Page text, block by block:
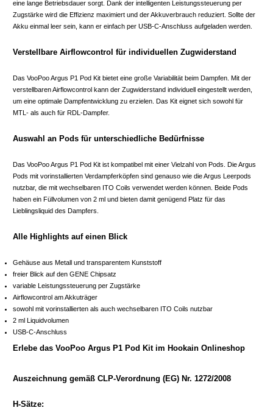
eine lange Betriebsdauer sorgt. Dank der intelligenten Leistungssteuerung per
Zugstärke wird die Effizienz maximiert und der Akkuverbrauch reduziert. Sollte der
Akku einmal leer sein, kann er einfach per USB-C-Anschluss aufgeladen werden.
Verstellbare Airflowcontrol für individuellen Zugwiderstand
Das VooPoo Argus P1 Pod Kit bietet eine große Variabilität beim Dampfen. Mit der
verstellbaren Airflowcontrol kann der Zugwiderstand individuell eingestellt werden,
um eine optimale Dampfentwicklung zu erzielen. Das Kit eignet sich sowohl für
MTL- als auch für RDL-Dampfer.
Auswahl an Pods für unterschiedliche Bedürfnisse
Das VooPoo Argus P1 Pod Kit ist kompatibel mit einer Vielzahl von Pods. Die Argus
Pods mit vorinstallierten Verdampferköpfen sind genauso wie die Argus Leerpods
nutzbar, die mit wechselbaren ITO Coils verwendet werden können. Beide Pods
haben ein Füllvolumen von 2 ml und bieten damit genügend Platz für das
Lieblingsliquid des Dampfers.
Alle Highlights auf einen Blick
Gehäuse aus Metall und transparentem Kunststoff
freier Blick auf den GENE Chipsatz
variable Leistungssteuerung per Zugstärke
Airflowcontrol am Akkuträger
sowohl mit vorinstallierten als auch wechselbaren ITO Coils nutzbar
2 ml Liquidvolumen
USB-C-Anschluss
Erlebe das VooPoo Argus P1 Pod Kit im Hookain Onlineshop
Auszeichnung gemäß CLP-Verordnung (EG) Nr. 1272/2008
H-Sätze: